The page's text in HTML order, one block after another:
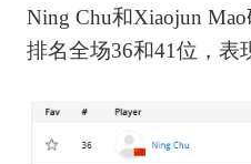
Ning Chu和Xiaojun
排名全场36和41位，表